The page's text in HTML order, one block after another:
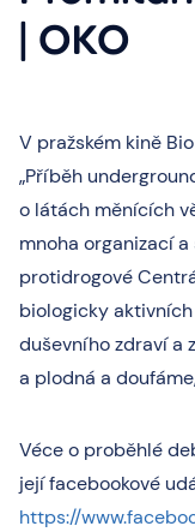
| OKO
V pražském kině
„Příběh
o látách měnících
mnoha organizací
protidrogové
biologicky
duševního zdraví a
a plodná a
Véce o proběhlé
její facebookové
https://